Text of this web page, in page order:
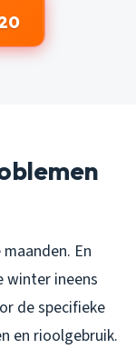
En
winter ineens
de specifieke
en rioolgebruik.